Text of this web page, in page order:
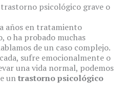
psicológico grave o
años en tratamiento
o ha probado muchas
de un caso complejo.
sufre emocionalmente o
una vida normal, podemos
untrastorno psicológico